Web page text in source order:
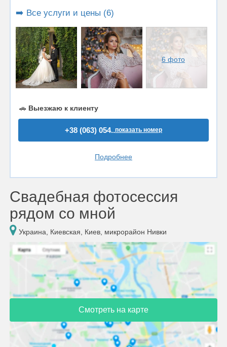
➡️ Все услуги и цены (6)
6 фото
🚗 Выезжаю к клиенту
+38 (063) 054..показать номер
Подробнее
Свадебная фотосессия
рядом со мной
Украина, Киевская, Киев, микрорайон Нивки
Смотреть на карте